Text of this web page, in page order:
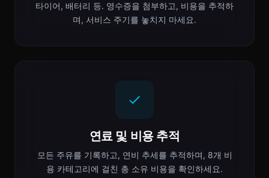
타이어, 배터리 등. 영수증을 첨부하고, 비용을 추적하
며, 서비스 주기를 놓치지 마세요.
연료 및 비용 추적
모든 주유를 기록하고, 연비 추세를 추적하며, 8개 비
용 카테고리에 걸친 총 소유 비용을 확인하세요.